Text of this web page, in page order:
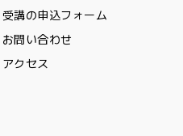
受講の申込フォーム
お問い合わせ
アクセス